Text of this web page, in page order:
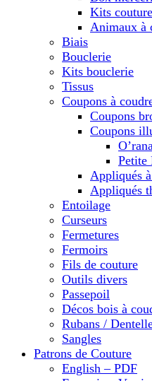
Kits couture
Animaux à
Biais
Bouclerie
Kits bouclerie
Tissus
Coupons à
Coupons
Coupons
Petite
Appliqués
Appliqués
Entoilage
Curseurs
Fermetures
Fermoirs
Fils de couture
Outils divers
Passepoil
Décos bois à
Rubans /
Sangles
Patrons de Couture
English – PDF